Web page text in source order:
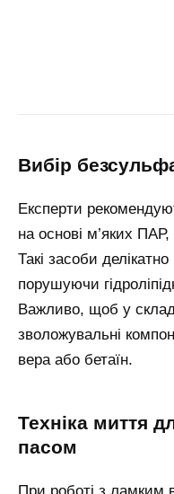
вибір
Експерти
на основі м’яких
Такі засоби
порушуючи
Важливо, щоб у
зволожувальні
вера або бетаїн.
техніка миття для пошкоджених
пасом